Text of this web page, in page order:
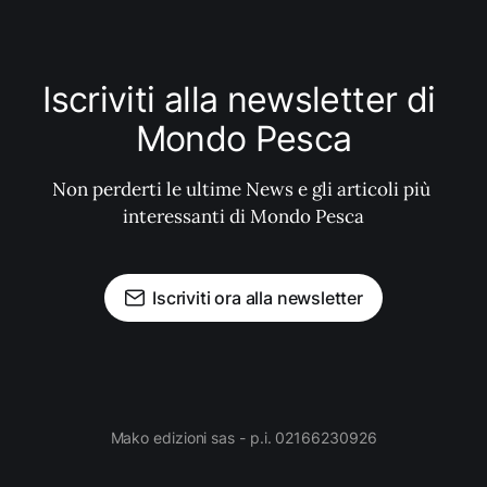
Iscriviti alla newsletter di
Mondo Pesca
Non perderti le ultime News e gli articoli più
interessanti di Mondo Pesca
Iscriviti ora alla newsletter
Mako edizioni sas - p.i. 02166230926